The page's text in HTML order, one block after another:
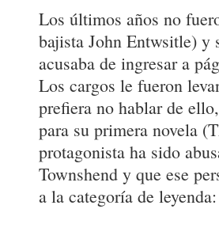
Los últimos años no
bajista John Entwsitle) y
acusaba de ingresar a
Los cargos le fueron
prefiera no hablar de
para su primera novela
protagonista ha sido
Townshend y que ese
a la categoría de